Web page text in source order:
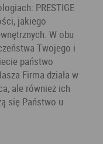
PRESTIGE
jakiego
W obu
Twojego i
państwo
Firma działa w
ale również ich
się Państwo u